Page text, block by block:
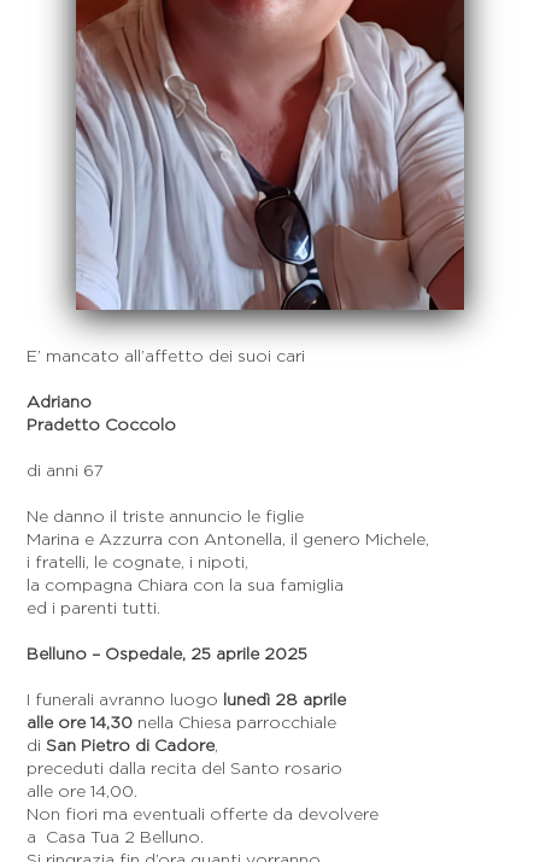
E’ mancato all’affetto dei suoi cari
Adriano
Pradetto Coccolo
di anni 67
Ne danno il triste annuncio le figlie
Marina e Azzurra con Antonella, il genero Michele,
i fratelli, le cognate, i nipoti,
la compagna Chiara con la sua famiglia
ed i parenti tutti.
Belluno – Ospedale, 25 aprile 2025
I funerali avranno luogo
lunedì 28 aprile
alle ore 14,30 nella Chiesa parrocchiale
diSan Pietro di Cadore
preceduti dalla recita del Santo rosario
alle ore 14,00.
Non fiori ma eventuali offerte da devolvere
a Casa Tua 2 Belluno.